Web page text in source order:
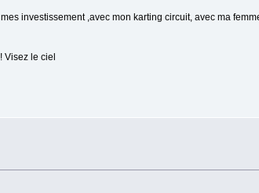
investissement ,avec mon karting circuit, avec ma
Visez le ciel